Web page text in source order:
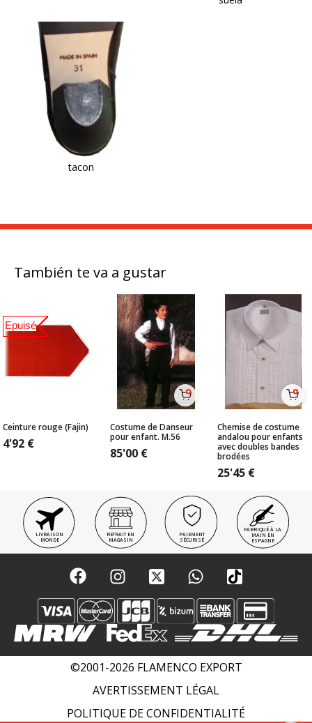
tacon
También te va a gustar
Ceinture rouge (Fajin)
4'92 €
Epuisé
Costume de Danseur
pour enfant. M.56
85'00 €
Chemise de costume
andalou pour enfants
avec doubles bandes
brodées
25'45 €
LIVRAISON
MONDE
RETRAIT EN
MAGASIN
PAIEMENT
SÉCURISÉ
FABRIQUÉ À LA
MAIN EN
ESPAGNE
©2001-2026 FLAMENCO EXPORT
AVERTISSEMENT LÉGAL
POLITIQUE DE CONFIDENTIALITÉ